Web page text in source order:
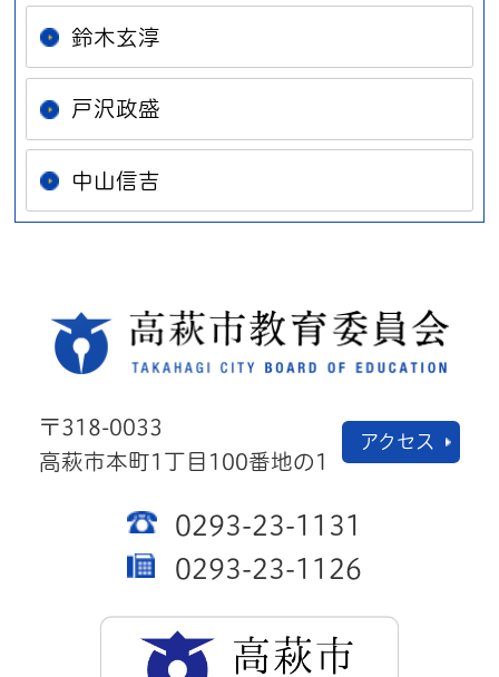
鈴木玄淳
戸沢政盛
中山信吉
〒318-0033
高萩市本町1丁目100番地の1
アクセス
0293-23-1131
0293-23-1126